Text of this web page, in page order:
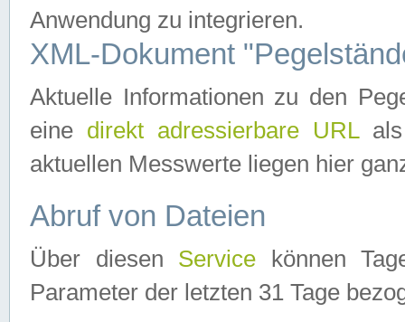
Anwendung zu integrieren.
XML-Dokument
Aktuelle Informationen zu den
eine direkt adressierbare URLals
aktuellen Messwerte liegen hier
Abruf von Dateien
Über diesen Service können
Parameter der letzten 31 Tage